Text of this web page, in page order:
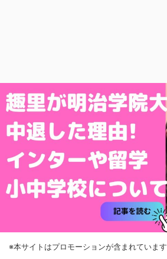
※本サイトはプロモーションが含まれています